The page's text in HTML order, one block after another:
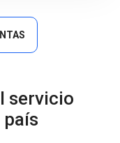
servicio